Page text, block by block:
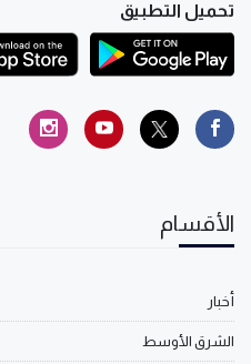
تحميل التطبيق
الأقسام
أخبار
الشرق الأوسط